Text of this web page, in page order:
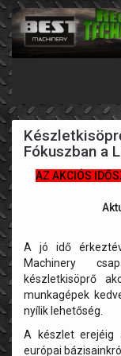
Fókuszban a
AZ AKCIÓS
A jó idő
Machinery
készletkisöprő
munkagépek
nyílik lehetőség.
A készlet erejéig
európai